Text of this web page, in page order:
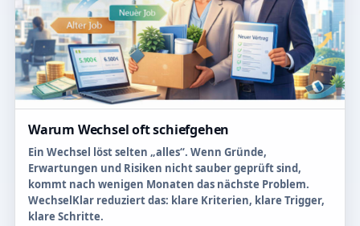
Warum Wechsel oft schiefgehen
Ein Wechsel löst selten „alles“. Wenn Gründe,
Erwartungen und Risiken nicht sauber geprüft sind,
kommt nach wenigen Monaten das nächste Problem.
WechselKlar reduziert das: klare Kriterien, klare Trigger,
klare Schritte.